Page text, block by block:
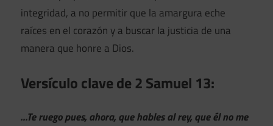
integridad, a no permitir que la amargura eche
raíces en el corazón y a buscar la justicia de una
manera que honre a Dios.
Versículo clave de 2 Samuel 13:
…Te ruego pues, ahora, que hables al rey, que él no me